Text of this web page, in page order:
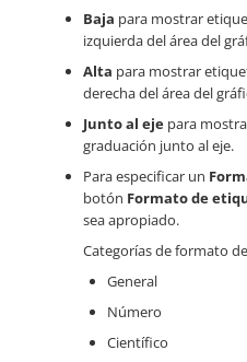
Baja para mostrar
izquierda del área del
Alta para mostrar
derecha del área del
Junto al eje para
graduación junto al eje.
Para especificar un
botón Formato de
sea apropiado.
Categorías de formato
General
Número
Científico